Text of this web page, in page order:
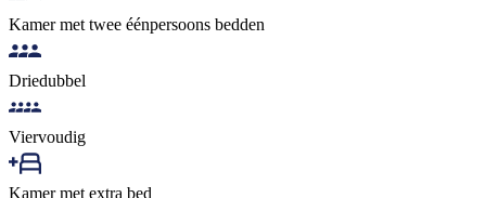
Kamer met twee éénpersoons bedden
Driedubbel
Viervoudig
Kamer met extra bed